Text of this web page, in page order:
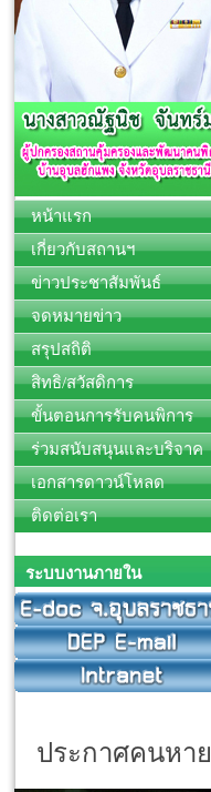
หน้าแรก
เกี่ยวกับสถานฯ
ข่าวประชาสัมพันธ์
จดหมายข่าว
สรุปสถิติ
สิทธิ/สวัสดิการ
ขั้นตอนการรับคนพิการ
ร่วมสนับสนุนและบริจาค
เอกสารดาวน์โหลด
ติดต่อเรา
ระบบงานภายใน
ประกาศคนหาย